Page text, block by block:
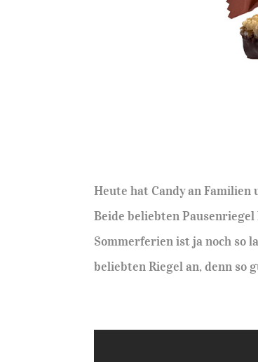
Heute hat Candy an
Beide beliebten Pausenriegel
Sommerferien ist ja noch so
beliebten Riegel an, denn so